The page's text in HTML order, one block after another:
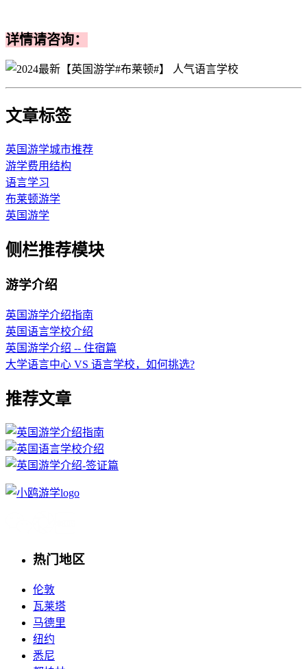
详情请咨询：
文章标签
英国游学城市推荐
游学费用结构
语言学习
布莱顿游学
英国游学
侧栏推荐模块
游学介绍
英国游学介绍指南
英国语言学校介绍
英国游学介绍 -- 住宿篇
大学语言中心 VS 语言学校，如何挑选?
推荐文章
热门地区
伦敦
瓦莱塔
马德里
纽约
悉尼